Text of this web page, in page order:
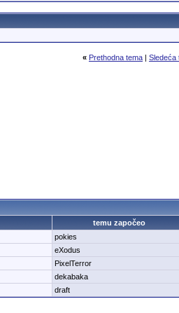
« Prethodna tema| Sledeća
temu započeo
pokies
eXodus
PixelTerror
dekabaka
draft